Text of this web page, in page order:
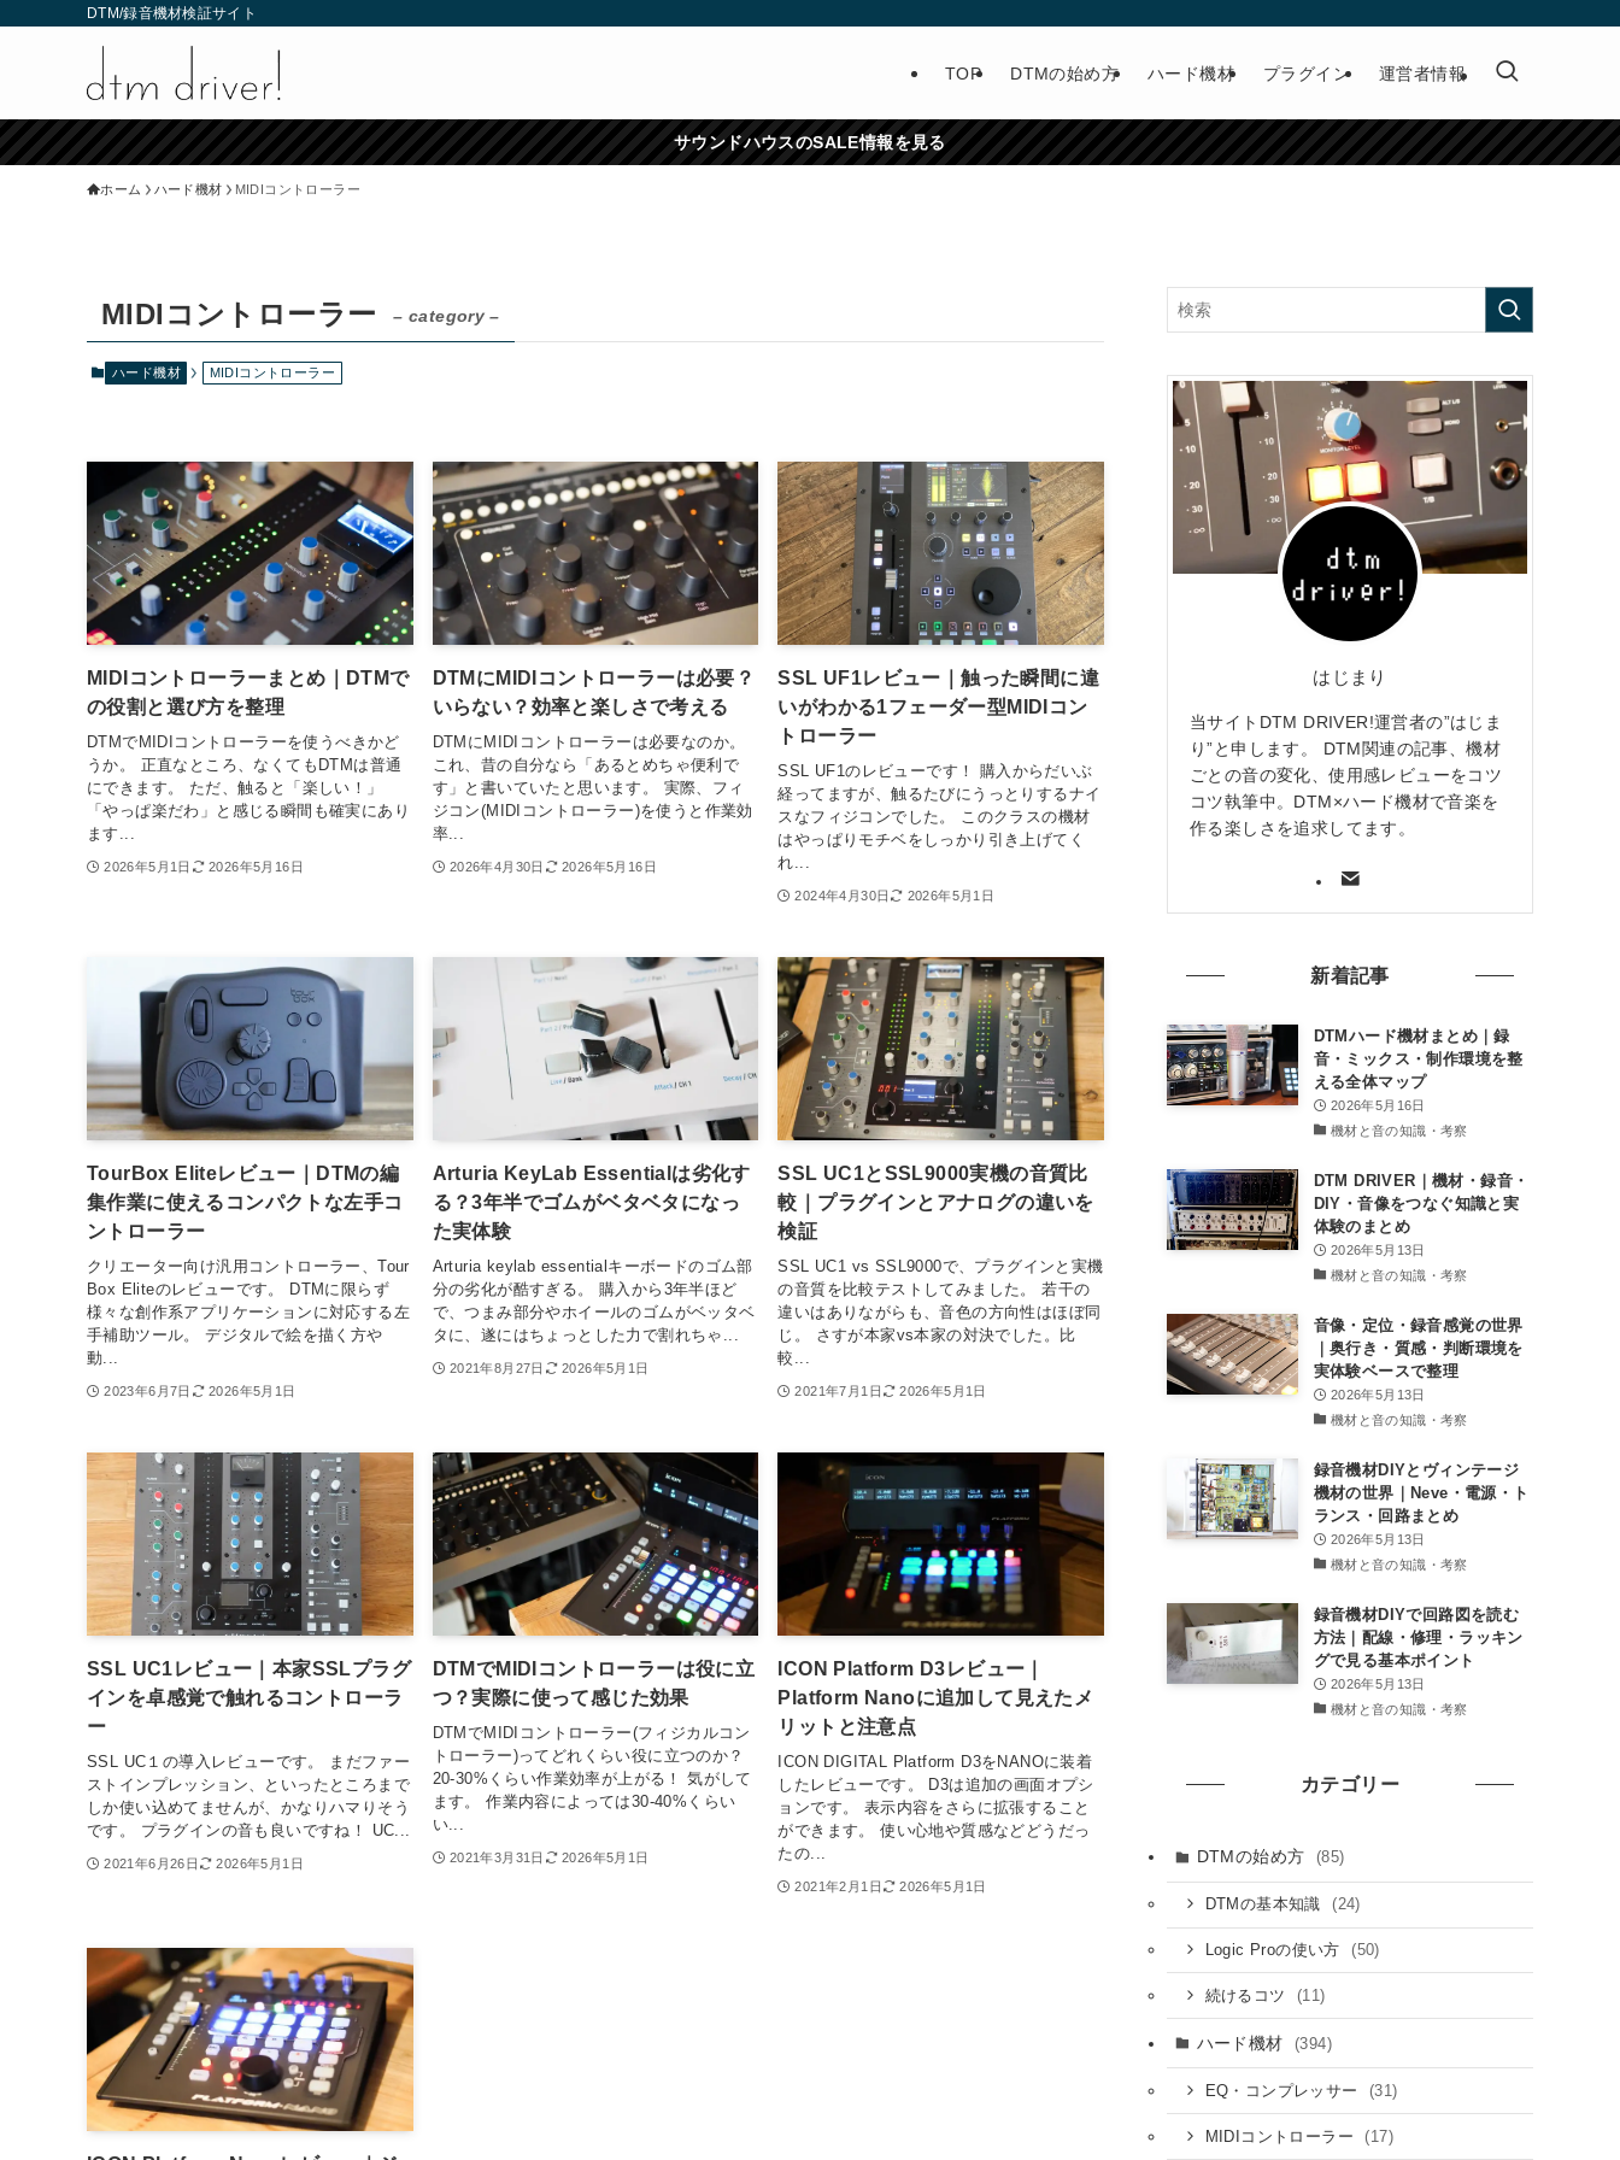
DTM/録音機材検証サイト
TOP DTMの始め方 ハード機材 プラグイン 運営者情報
サウンドハウスのSALE情報を見る
ホーム ハード機材 MIDIコントローラー
MIDIコントローラー – category –
ハード機材 MIDIコントローラー
MIDIコントローラーまとめ｜DTMで
の役割と選び方を整理
DTMでMIDIコントローラーを使うべきかど
うか。 正直なところ、なくてもDTMは普通
にできます。 ただ、触ると「楽しい！」
「やっぱ楽だわ」と感じる瞬間も確実にあり
ます...
2026年5月1日 2026年5月16日
DTMにMIDIコントローラーは必要？
いらない？効率と楽しさで考える
DTMにMIDIコントローラーは必要なのか。
これ、昔の自分なら「あるとめちゃ便利で
す」と書いていたと思います。 実際、フィ
ジコン(MIDIコントローラー)を使うと作業効
率...
2026年4月30日 2026年5月16日
SSL UF1レビュー｜触った瞬間に違
いがわかる1フェーダー型MIDIコン
トローラー
SSL UF1のレビューです！ 購入からだいぶ
経ってますが、触るたびにうっとりするナイ
スなフィジコンでした。 このクラスの機材
はやっぱりモチベをしっかり引き上げてく
れ...
2024年4月30日 2026年5月1日
TourBox Eliteレビュー｜DTMの編
集作業に使えるコンパクトな左手コ
ントローラー
クリエーター向け汎用コントローラー、Tour
Box Eliteのレビューです。 DTMに限らず
様々な創作系アプリケーションに対応する左
手補助ツール。 デジタルで絵を描く方や
動...
2023年6月7日 2026年5月1日
Arturia KeyLab Essentialは劣化す
る？3年半でゴムがベタベタになっ
た実体験
Arturia keylab essentialキーボードのゴム部
分の劣化が酷すぎる。 購入から3年半ほど
で、つまみ部分やホイールのゴムがベッタベ
タに、遂にはちょっとした力で割れちゃ...
2021年8月27日 2026年5月1日
SSL UC1とSSL9000実機の音質比
較｜プラグインとアナログの違いを
検証
SSL UC1 vs SSL9000で、プラグインと実機
の音質を比較テストしてみました。 若干の
違いはありながらも、音色の方向性はほぼ同
じ。 さすが本家vs本家の対決でした。比
較...
2021年7月1日 2026年5月1日
SSL UC1レビュー｜本家SSLプラグ
インを卓感覚で触れるコントローラ
ー
SSL UC１の導入レビューです。 まだファー
ストインプレッション、といったところまで
しか使い込めてませんが、かなりハマりそう
です。 プラグインの音も良いですね！ UC...
2021年6月26日 2026年5月1日
DTMでMIDIコントローラーは役に立
つ？実際に使って感じた効果
DTMでMIDIコントローラー(フィジカルコン
トローラー)ってどれくらい役に立つのか？
20-30%くらい作業効率が上がる！ 気がして
ます。 作業内容によっては30-40%くらい
い...
2021年3月31日 2026年5月1日
ICON Platform D3レビュー｜
Platform Nanoに追加して見えたメ
リットと注意点
ICON DIGITAL Platform D3をNANOに装着
したレビューです。 D3は追加の画面オプシ
ョンです。 表示内容をさらに拡張すること
ができます。 使い心地や質感などどうだっ
たの...
2021年2月1日 2026年5月1日
はじまり
当サイトDTM DRIVER!運営者の”はじま
り”と申します。 DTM関連の記事、機材
ごとの音の変化、使用感レビューをコツ
コツ執筆中。DTM×ハード機材で音楽を
作る楽しさを追求してます。
新着記事
DTMハード機材まとめ｜録
音・ミックス・制作環境を整
える全体マップ
2026年5月16日
機材と音の知識・考察
DTM DRIVER｜機材・録音・
DIY・音像をつなぐ知識と実
体験のまとめ
2026年5月13日
機材と音の知識・考察
音像・定位・録音感覚の世界
｜奥行き・質感・判断環境を
実体験ベースで整理
2026年5月13日
機材と音の知識・考察
録音機材DIYとヴィンテージ
機材の世界｜Neve・電源・ト
ランス・回路まとめ
2026年5月13日
機材と音の知識・考察
録音機材DIYで回路図を読む
方法｜配線・修理・ラッキン
グで見る基本ポイント
2026年5月13日
機材と音の知識・考察
カテゴリー
DTMの始め方 (85)
DTMの基本知識 (24)
Logic Proの使い方 (50)
続けるコツ (11)
ハード機材 (394)
EQ・コンプレッサー (31)
MIDIコントローラー (17)